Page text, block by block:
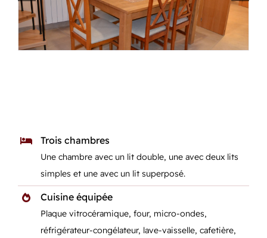
Trois chambres
Une chambre avec un lit double, une avec deux lits
simples et une avec un lit superposé.
Cuisine équipée
Plaque vitrocéramique, four, micro-ondes,
réfrigérateur-congélateur, lave-vaisselle, cafetière,